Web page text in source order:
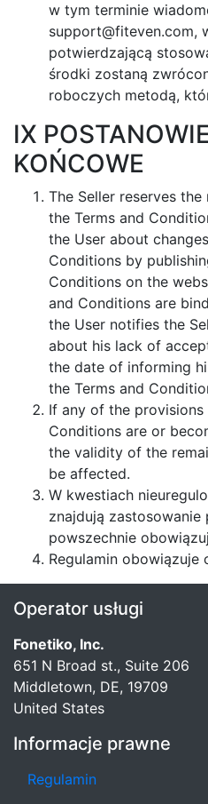
w tym terminie
support@fiteven.com,
potwierdzającą
środki zostaną
roboczych metodą,
IX
KOŃCOWE
The Seller reserves
the Terms and
the User about
Conditions by
Conditions on the
and Conditions are
the User notifies the
about his lack of
the date of informing
the Terms and
If any of the provisions
Conditions are or
the validity of the
be affected.
W kwestiach
znajdują zastosowanie
powszechnie
Regulamin obowiązuje
Operator usługi
Fonetiko, Inc.
651 N Broad st., Suite 206
Middletown, DE, 19709
United States
Informacje prawne
Regulamin